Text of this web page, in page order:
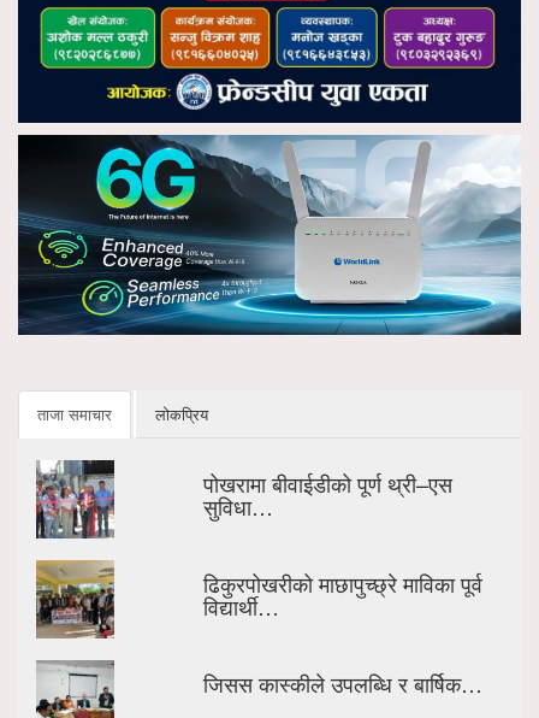
ताजा समाचार लोकप्रिय
पोखरामा बीवाईडीको पूर्ण थ्री–एस
सुविधा…
ढिकुरपोखरीको माछापुच्छ्रे माविका पूर्व
विद्यार्थी…
जिसस कास्कीले उपलब्धि र बार्षिक…